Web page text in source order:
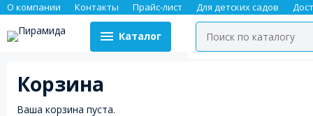
О компании Контакты Прайс-лист Для детских садов
Каталог
Корзина
Ваша корзина пуста.